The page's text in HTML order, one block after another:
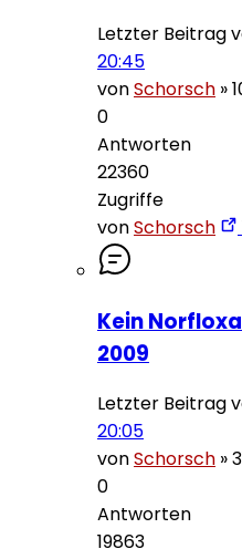
Letzter Beitrag
20:45
vonSchorsch »
0
Antworten
22360
Zugriffe
vonSchorsch
Kein
2009
Letzter Beitrag
20:05
vonSchorsch »
0
Antworten
19863